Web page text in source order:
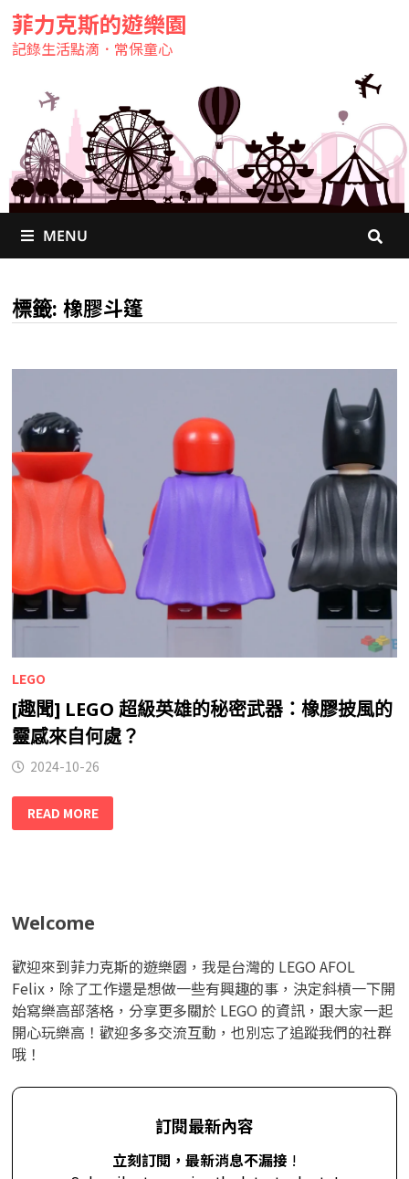
菲力克斯的遊樂園
記錄生活點滴．常保童心
MENU
標籤: 橡膠斗篷
LEGO
[趣聞] LEGO 超級英雄的秘密武器：橡膠披風的
靈感來自何處？
2024-10-26
READ MORE
Welcome
歡迎來到菲力克斯的遊樂園，我是台灣的 LEGO AFOL
Felix，除了工作還是想做一些有興趣的事，決定斜槓一下開
始寫樂高部落格，分享更多關於 LEGO 的資訊，跟大家一起
開心玩樂高！歡迎多多交流互動，也別忘了追蹤我們的社群
哦！
訂閱最新內容
立刻訂閱，最新消息不漏接 !